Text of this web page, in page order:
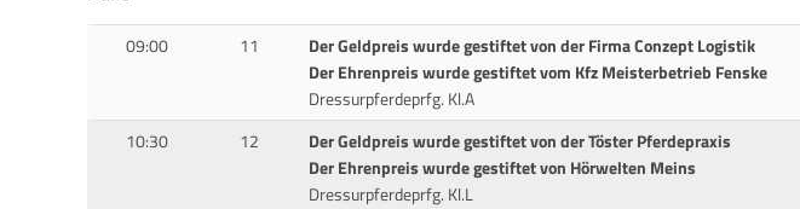
09:00 11
Der Geldpreis wurde gestiftet von der Firma Conzept Logistik
Der Ehrenpreis wurde gestiftet vom Kfz Meisterbetrieb Fenske
Dressurpferdeprfg. Kl.A
10:30 12
Der Geldpreis wurde gestiftet von der Töster Pferdepraxis
Der Ehrenpreis wurde gestiftet von Hörwelten Meins
Dressurpferdeprfg. Kl.L